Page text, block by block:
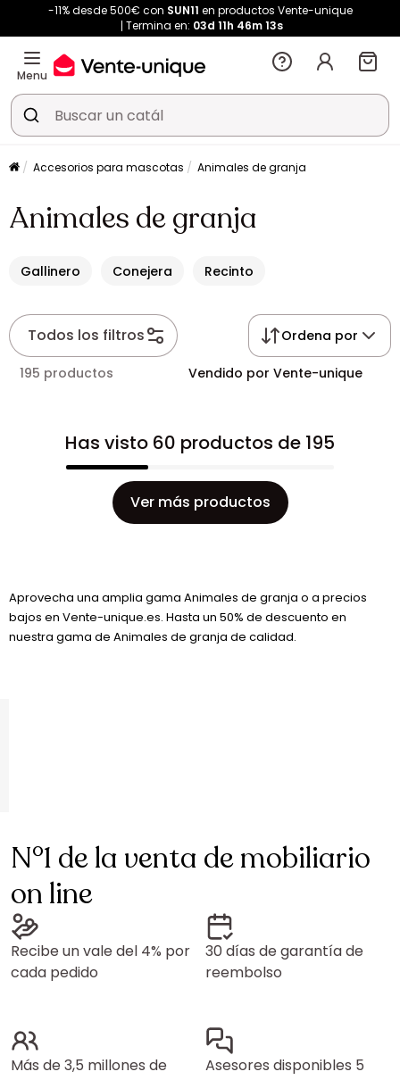
-11% desde 500€ con SUN11 en productos Vente-unique
Termina en: 03d 11h 46m 13s
Menu
Accesorios para mascotas Animales de granja
Animales de granja
Gallinero Conejera Recinto
Todos los filtros Ordena por
195 productos Vendido por Vente-unique
Has visto 60 productos de 195
Ver más productos
Aprovecha una amplia gama Animales de granja o a precios
bajos en Vente-unique.es. Hasta un 50% de descuento en
nuestra gama de Animales de granja de calidad.
N°1 de la venta de mobiliario
on line
Recibe un vale del 4% por
cada pedido
30 días de garantía de
reembolso
Más de 3,5 millones de
Asesores disponibles 5